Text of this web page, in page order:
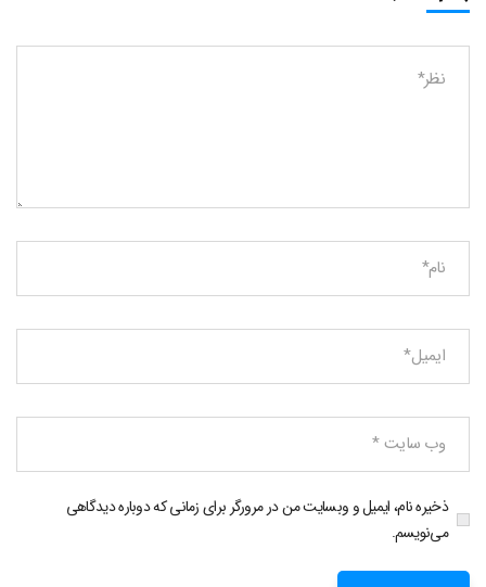
ذخیره نام، ایمیل و وبسایت من در مرورگر برای زمانی که دوباره دیدگاهی
می‌نویسم.